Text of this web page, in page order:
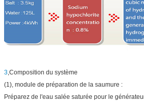
3,Composition du système
(1), module de préparation de la saumure :
Préparez de l'eau salée saturée pour le